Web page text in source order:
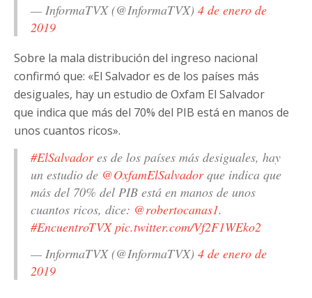
— InformaTVX (@InformaTVX) 4 de enero de
2019
Sobre la mala distribución del ingreso nacional
confirmó que: «El Salvador es de los países más
desiguales, hay un estudio de Oxfam El Salvador
que indica que más del 70% del PIB está en manos de
unos cuantos ricos».
#ElSalvadores de los países más desiguales, hay
un estudio de @OxfamElSalvadorque indica que
más del 70% del PIB está en manos de unos
cuantos ricos, dice: @robertocanas1.
#EncuentroTVX pic.twitter.com/Vf2F1WEko2
— InformaTVX (@InformaTVX) 4 de enero de
2019